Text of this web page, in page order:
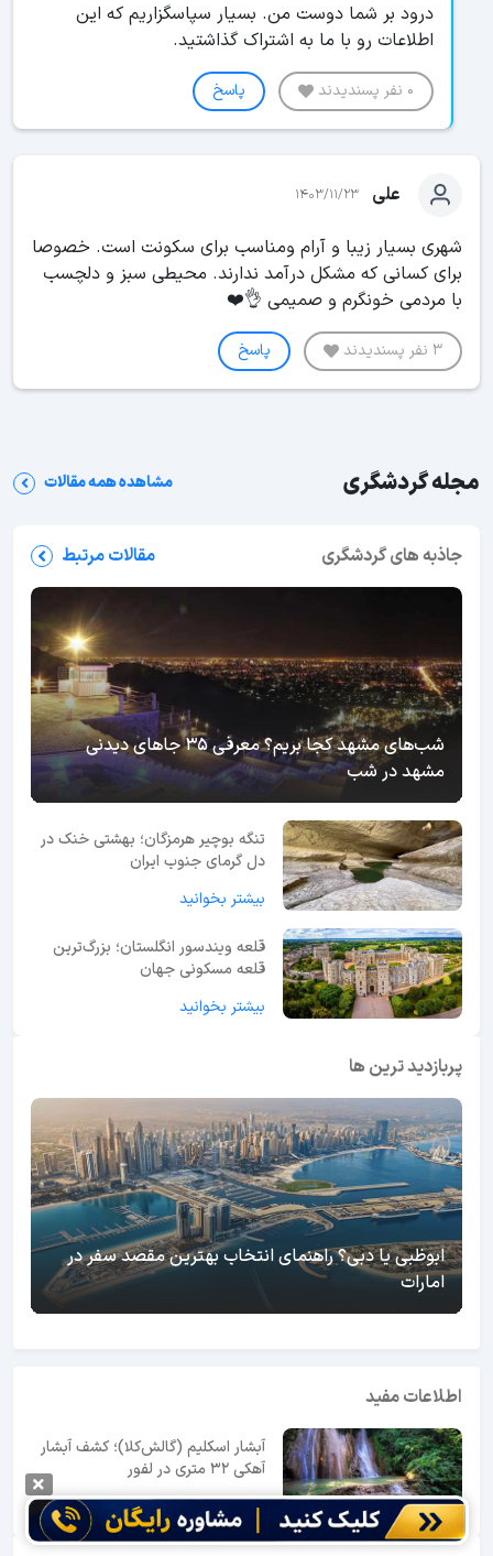
درود بر شما دوست من. بسیار سپاسگزاریم که این
اطلاعات رو با ما به اشتراک گذاشتید.
0 نفر پسندیدند پاسخ
علی 1403/11/23
شهری بسیار زیبا و آرام و‌مناسب برای سکونت است. خصوصا
برای کسانی که مشکل درآمد ندارند. محیطی سبز و دلچسب
با مردمی خونگرم و صمیمی 👌❤️
3 نفر پسندیدند پاسخ
مجله گردشگری مشاهده همه مقالات
جاذبه های گردشگری مقالات مرتبط
شب‌های مشهد کجا بریم؟ معرفی 35 جاهای دیدنی
مشهد در شب
تنگه بوچیر هرمزگان؛ بهشتی خنک در
دل گرمای جنوب ایران
بیشتر بخوانید
قلعه ویندسور انگلستان؛ بزرگ‌ترین
قلعه مسکونی جهان
بیشتر بخوانید
پربازدید ترین ها
ابوظبی یا دبی؟ راهنمای انتخاب بهترین مقصد سفر در
امارات
اطلاعات مفید
آبشار اسکلیم (گالش‌کلا)؛ کشف آبشار
آهکی ۳۲ متری در لفور
بیشتر بخوانید